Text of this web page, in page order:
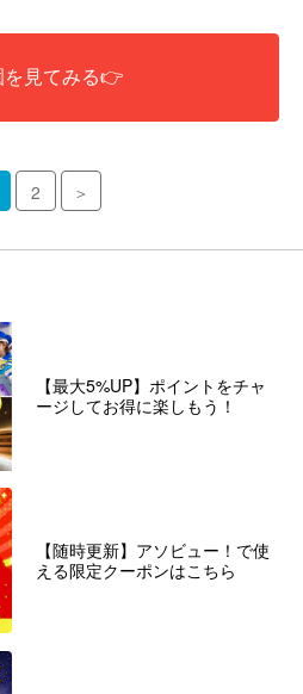
を見てみる👉
2 ＞
【最大5%UP】ポイントをチャ
ージしてお得に楽しもう！
【随時更新】アソビュー！で使
える限定クーポンはこちら